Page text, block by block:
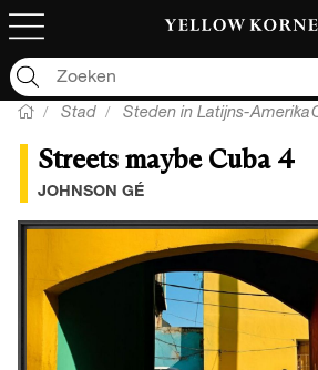
Stad Steden in Latijns-Amerika
Streets maybe Cuba 4
JOHNSON GÉ